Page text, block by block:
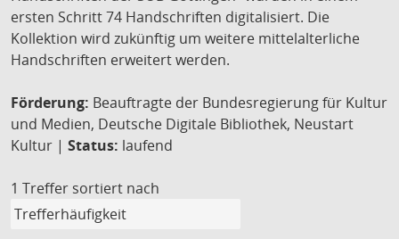
ersten Schritt 74 Handschriften digitalisiert. Die
Kollektion wird zukünftig um weitere mittelalterliche
Handschriften erweitert werden.
Förderung: Beauftragte der Bundesregierung für Kultur
und Medien, Deutsche Digitale Bibliothek, Neustart
Kultur | Status: laufend
1 Treffer sortiert nach